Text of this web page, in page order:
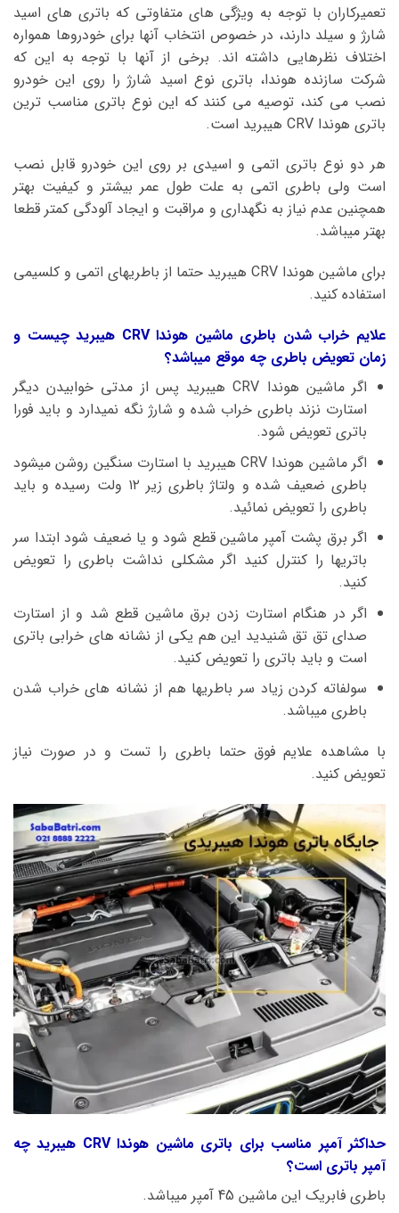
تعمیرکاران با توجه به ویژگی های متفاوتی که باتری های اسید
شارژ و سیلد دارند، در خصوص انتخاب آنها برای خودروها همواره
اختلاف نظرهایی داشته اند. برخی از آنها با توجه به این که
شرکت سازنده هوندا، باتری نوع اسید شارژ را روی این خودرو
نصب می کند، توصیه می کنند که این نوع باتری مناسب ترین
باتری هوندا CRV هیبرید است.
هر دو نوع باتری اتمی و اسیدی بر روی این خودرو قابل نصب
است ولی باطری اتمی به علت طول عمر بیشتر و کیفیت بهتر
همچنین عدم نیاز به نگهداری و مراقبت و ایجاد آلودگی کمتر قطعا
بهتر میباشد.
برای ماشین هوندا CRV هیبرید حتما از باطریهای اتمی و کلسیمی
استفاده کنید.
علایم خراب شدن باطری ماشین هوندا CRV هیبرید چیست و
زمان تعویض باطری چه موقع میباشد؟
اگر ماشین هوندا CRV هیبرید پس از مدتی خوابیدن دیگر
استارت نزند باطری خراب شده و شارژ نگه نمیدارد و باید فورا
باتری تعویض شود.
اگر ماشین هوندا CRV هیبرید با استارت سنگین روشن میشود
باطری ضعیف شده و ولتاژ باطری زیر ۱۲ ولت رسیده و باید
باطری را تعویض نمائید.
اگر برق پشت آمپر ماشین قطع شود و یا ضعیف شود ابتدا سر
باتریها را کنترل کنید اگر مشکلی نداشت باطری را تعویض
کنید.
اگر در هنگام استارت زدن برق ماشین قطع شد و از استارت
صدای تق تق شنیدید این هم یکی از نشانه های خرابی باتری
است و باید باتری را تعویض کنید.
سولفاته کردن زیاد سر باطریها هم از نشانه های خراب شدن
باطری میباشد.
با مشاهده علایم فوق حتما باطری را تست و در صورت نیاز
تعویض کنید.
حداکثر آمپر مناسب برای باتری ماشین هوندا CRV هیبرید چه
آمپر باتری است؟
باطری فابریک این ماشین 45 آمپر میباشد.